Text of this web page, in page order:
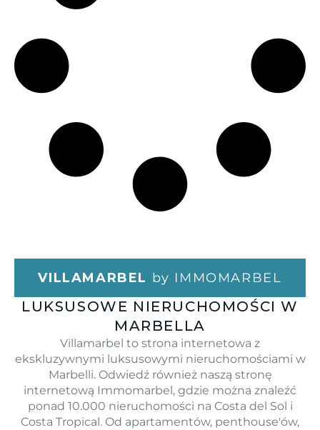
VILLAMARBEL by IMMOMARBEL
LUKSUSOWE NIERUCHOMOŚCI W
MARBELLA
Villamarbel to strona internetowa z
ekskluzywnymi luksusowymi nieruchomościami w
Marbelli. Odwiedź również naszą stronę
internetową Immomarbel, gdzie można znaleźć
ponad 10.000 nieruchomości na Costa del Sol i
Costa Tropical. Od apartamentów, penthouse'ów,